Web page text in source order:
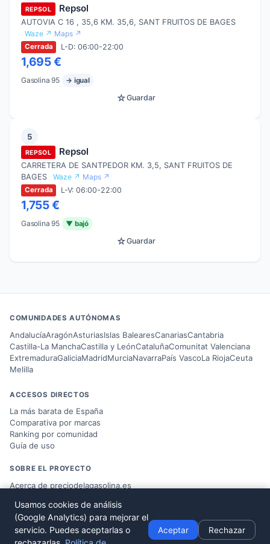
REPSOL Repsol
AUTOVIA C 16 , 35,6 KM. 35,6, SANT FRUITOS DE BAGES
Waze ↗ Maps ↗
Cerrada L-D: 06:00-22:00
1,695 €
Gasolina 95 → igual
☆Guardar
5
REPSOL Repsol
CARRETERA DE SANTPEDOR KM. 3,5, SANT FRUITOS DE
BAGES
Waze ↗ Maps ↗
Cerrada L-V: 06:00-22:00
1,755 €
Gasolina 95 ▼ bajó
☆Guardar
COMUNIDADES AUTÓNOMAS
AndalucíaAragónAsturiasIslas BalearesCanariasCantabria
Castilla-La ManchaCastilla y LeónCataluñaComunitat Valenciana
ExtremaduraGaliciaMadridMurciaNavarraPaís VascoLa RiojaCeuta
Melilla
ACCESOS DIRECTOS
La más barata de España
Comparativa por marcas
Ranking por comunidad
Guía de uso
SOBRE EL PROYECTO
Acerca de preciodelagasolina.es
Datos del Ministerio MITERD
Desarrollado porVíctor Corbacho
Usamos cookies de análisis
(Google Analytics) para mejorar el
servicio. Puedes aceptarlas o
Aceptar Rechazar